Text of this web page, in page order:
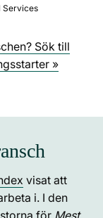
Services
Sök till
»
visat att
i. I den
för Mest